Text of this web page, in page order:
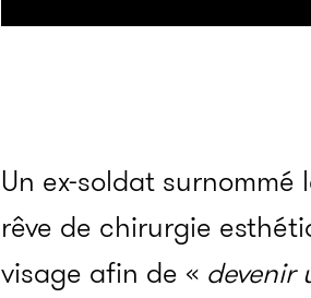
Un ex-soldat
rêve de chirurgie
visage afin de « devenir